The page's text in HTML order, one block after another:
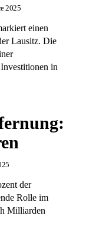
2025
einen
Lausitz. Die
in
der
Rolle im
Milliarden